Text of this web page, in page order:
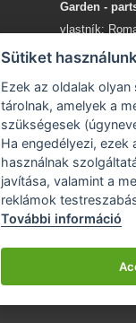
Garden -
vlastník:
56935
+420 777 96
info@garden-
Sütiket
Ezek az oldalak
tárolnak, amelyek a
szükségesek
Ha engedélyezi, ezek
használnak
javítása, valamint a
reklámok
További információ